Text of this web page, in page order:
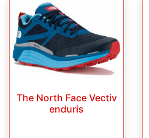
The North Face Vectiv
enduris